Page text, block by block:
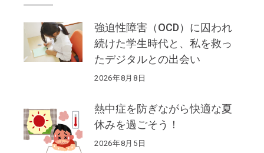
強迫性障害（OCD）に囚われ
続けた学生時代と、私を救っ
たデジタルとの出会い
2026年8月8日
熱中症を防ぎながら快適な夏
休みを過ごそう！
2026年8月5日